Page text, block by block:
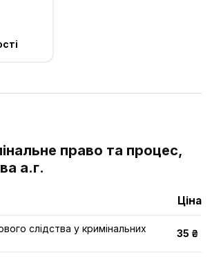
право та процес,
а.г.
Ціна
слідства у кримінальних
35 ₴